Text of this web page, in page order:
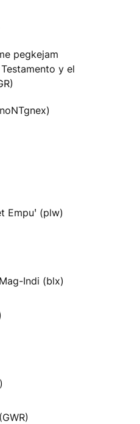
pegkejam
y el
Empuꞌ (plw)
Indi (blx)